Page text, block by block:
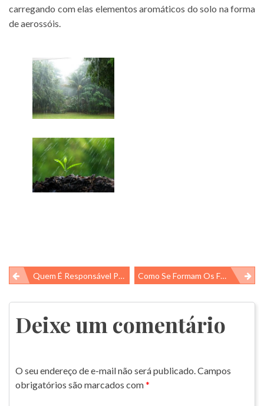
carregando com elas elementos aromáticos do solo na forma
de aerossóis.
Navegação
de
Post
Quem É Responsável Pelos Rios? Como Se Formam Os Furacões?
Deixe um comentário
O seu endereço de e-mail não será publicado.Campos
obrigatórios são marcados com*